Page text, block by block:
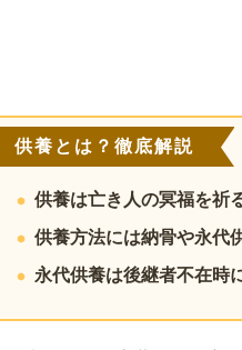
供養とは？徹底解説
供養は亡き人の冥福を祈
供養方法には納骨や永代
永代供養は後継者不在時